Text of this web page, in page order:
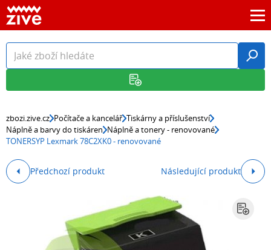
zbozi.zive.cz Počítače a kancelář Tiskárny a příslušenství
Náplně a barvy do tiskáren Náplně a tonery - renovované
TONERSYP Lexmark 78C2XK0 - renovované
Předchozí produkt Následující produkt